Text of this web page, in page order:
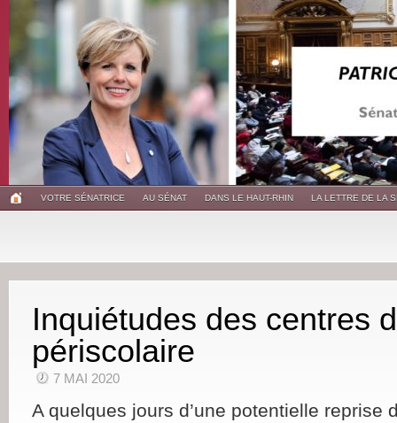
VOTRE SÉNATRICE AU SÉNAT DANS LE HAUT-RHIN LA LETTRE DE LA
Inquiétudes des centres
périscolaire
7 MAI 2020
A quelques jours d’une potentielle reprise